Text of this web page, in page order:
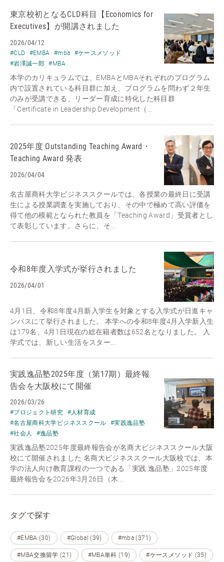
東京校初となるCLD科目【Economics for
Executives】が開講されました
2026/04/12
#CLD #EMBA #mba
#ケースメソッド
#岩澤誠一郎
#MBA
本学のカリキュラムでは、EMBAとMBAそれぞれのプログラム
内で設置されている科目群に加え、プログラムを問わず２年生
のみが受講できる、リーダー育成に特化した科目群
「Certificate in Leadership Development（...
2025年度 Outstanding Teaching Award・
Teaching Award 発表
2026/04/04
名古屋商科大学ビジネススクールでは、各授業の最終日に受講
生による授業調査を実施しており、その中で極めて高い評価を
得て他の模範となられた教員を「Teaching Award」受賞者とし
て表彰しています。さらに、そ...
令和8年度入学式が挙行されました
2026/04/01
4月1日、令和8年度4月新入学生を対象とする入学式が日進キャ
ンパスにて挙行されました。 本学への令和8年度4月入学新入生
は179名、4月1日現在の総在籍者数は652名となりました。 入
学式では、新しい生活をスター...
実践逸品塾2025年度（第17期）最終報
告会を大阪校にて開催
2026/03/26
#プロジェクト研究
#人材育成
#名古屋商科大学ビジネススクール
#実践逸品塾
#社会人
#逸品塾
実践逸品塾2025年度最終報告会が名商大ビジネススクール大阪
校にて開催されました 名商大ビジネススクール大阪校では、本
学の法人向け教育課程の一つである「実践 逸品塾」2025年度
最終報告会を2026年3月26日（木...
タグで探す
#EMBA (30) #Global (39) #mba (371)
#MBA交換留学 (21) #MBA単科 (19) #ケースメソッド (35)